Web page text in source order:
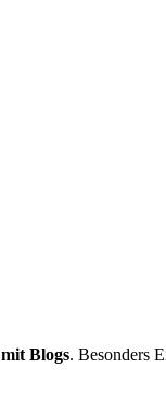
Blogs. Besonders